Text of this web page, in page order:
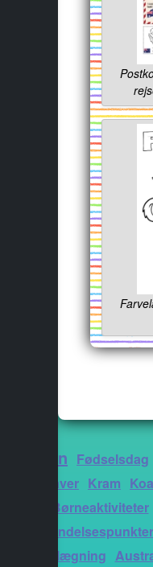
Luftballon Fødselsdag
Gaver Kram
Børneaktiviteter
Forbindelsespunkter
Nem farvelægning